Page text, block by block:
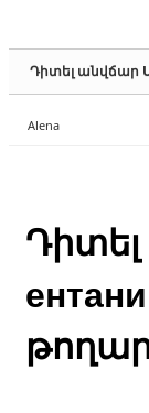
Դիտել անվճար
Alena